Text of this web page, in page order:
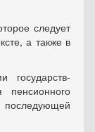
следует
а также в
государств-
пенсионного